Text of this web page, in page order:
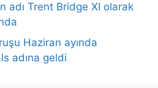
adı Trent Bridge XI olarak
Haziran ayında
adına geldi